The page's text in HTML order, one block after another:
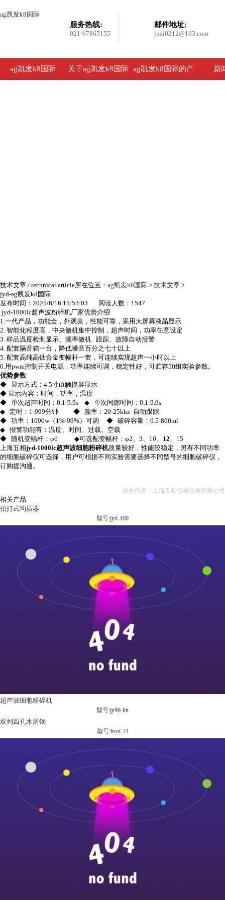
ag凯发k8国际
邮件地址:
juzi0212@163.com
服务热线:
021-67865155
ag凯发k8国际 关于ag凯发k8国际 ag凯发k8国际的产 新
技术文章 / technical article所在位置： ag凯发k8国际 > 技术文章 >
jyd-ag凯发k8国际
发布时间：2025/6/16 15:53:03 阅读人数：1547
jyd-1000lc超声波粉碎机厂家优势介绍
1.一代产品，功能全，外观美，性能可靠，采用大屏幕液晶显示
2. 智能化程度高，中央微机集中控制，超声时间，功率任意设定
3. 样品温度检测显示、频率微机
跟踪、故障自动报警
4. 配套隔音箱一台，降低嗓音百分之七十以上
5. 配套高纯高钛合金变幅杆一套，可连续实现超声一小时以上
6.用pwm控制开关电源，功率连续可调，稳定性好，可贮存50组实验参数。
优势参数
◆
显示方式： 4.5寸tft触摸屏显示
◆ 显示内容：时间，功率，温度
◆ 单次超声时间： 0.1-9.9s ◆ 单次间隙时间： 0.1-9.9s
◆
定时： 1-999分钟 ◆ 频率： 20-25khz 自动跟踪
◆ 功率： 1000w（ 1%-99%）可调 ◆ 破碎容量： 0.5-800ml
◆ 报警功能有：温度、时间、过载、空载
◆
随机变幅杆：φ6 ◆可选配变幅杆：φ2、 3、 10、 12、 15
上海五相jyd-1000lc超声波细胞粉碎机质量较好，性能较稳定，另有不同功率
的细胞破碎仪可选择，用户可根据不同实验需要选择不同型号的细胞破碎仪，
订购提沟通。
原创作者：上海五相仪器仪表有限公司
相关产品
拍打式均质器
型号:jyd-400
超声波细胞粉碎机
型号:jy96-iin
双列四孔水浴锅
型号:hws-24